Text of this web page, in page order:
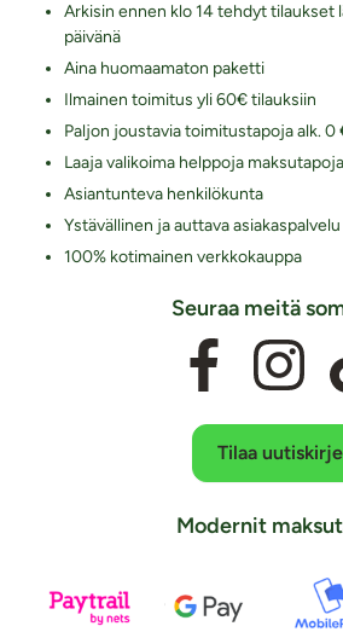
Arkisin ennen klo 14 tehdyt tilaukset
päivänä
Aina huomaamaton paketti
Ilmainen toimitus yli 60€ tilauksiin
Paljon joustavia toimitustapoja alk. 0
Laaja valikoima helppoja maksutapoja
Asiantunteva henkilökunta
Ystävällinen ja auttava asiakaspalvelu
100% kotimainen verkkokauppa
Seuraa meitä
Tilaa uutiskirje
Modernit